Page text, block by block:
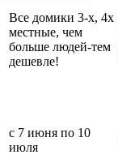
Все домики 3-х, 4х
местные, чем
больше людей-тем
дешевле!
с 7 июня по 10
июля